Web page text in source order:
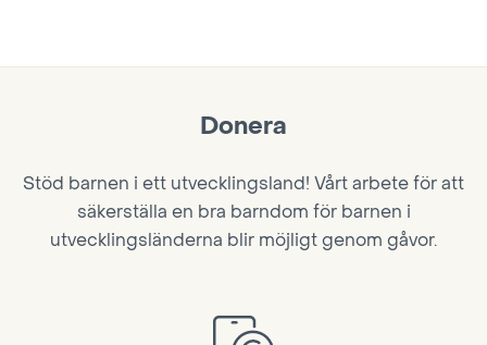
Donera
Stöd barnen i ett utvecklingsland! Vårt arbete för att
säkerställa en bra barndom för barnen i
utvecklingsländerna blir möjligt genom gåvor.